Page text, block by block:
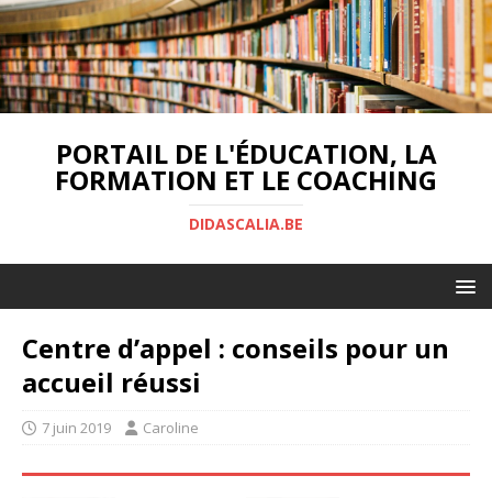
PORTAIL DE L'ÉDUCATION, LA
FORMATION ET LE COACHING
DIDASCALIA.BE
Centre d’appel : conseils pour un
accueil réussi
7 juin 2019 Caroline